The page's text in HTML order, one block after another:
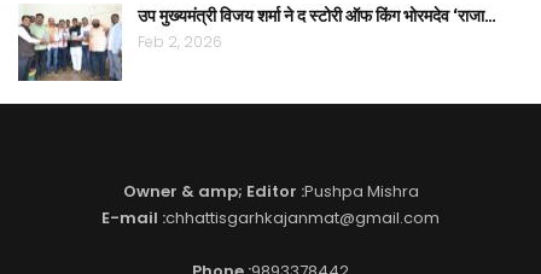
उप मुख्यमंत्री विजय शर्मा ने द स्टोरी ऑफ किंग भोरमदेव ‘राजा…
Feb 2, 2026
Owner & amp; Editor :Pushpa Mishra
E-mail :chhattisgarhkajanmat@gmail.com